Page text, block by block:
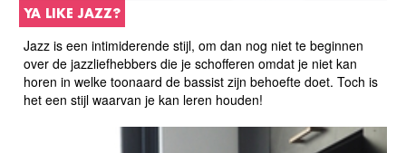
YA LIKE JAZZ?
Jazz is een intimiderende stijl, om dan nog niet te beginnen
over de jazzliefhebbers die je schofferen omdat je niet kan
horen in welke toonaard de bassist zijn behoefte doet. Toch is
het een stijl waarvan je kan leren houden!